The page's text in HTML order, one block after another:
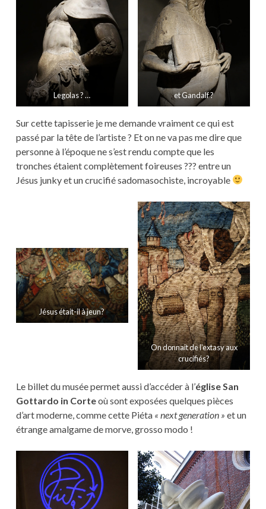
Legolas ? … et Gandalf ?
Sur cette tapisserie je me demande vraiment ce qui est
passé par la tête de l’artiste ? Et on ne va pas me dire que
personne à l’époque ne s’est rendu compte que les
tronches étaient complètement foireuses ??? entre un
Jésus junky et un crucifié sadomasochiste, incroyable
Jésus était-il à jeun?
On donnait de l’extasy aux
crucifiés?
Le billet du musée permet aussi d’accéder à l’église San
Gottardo in Corteoù sont exposées quelques pièces
d’art moderne, comme cette Piéta « next generation » et un
étrange amalgame de morve, grosso modo !